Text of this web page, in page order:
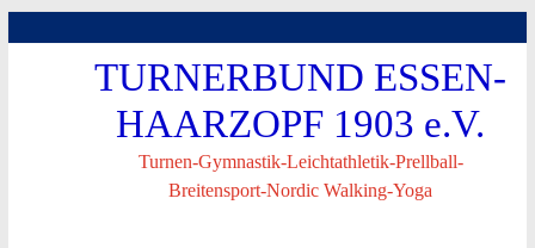
TURNERBUND ESSEN-
HAARZOPF 1903 e.V.
Turnen-Gymnastik-Leichtathletik-Prellball-
Breitensport-Nordic Walking-Yoga